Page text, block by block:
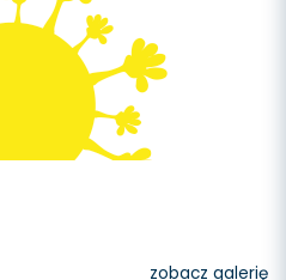
zobacz galerię